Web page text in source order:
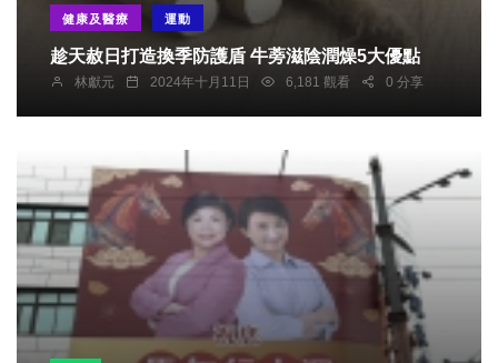
健康及醫療 運動
趁天赦日打造換季防護盾 牛蒡滋陰潤燥5大優點
林獻元 2024年十月11日 6,181 觀看 0 分享